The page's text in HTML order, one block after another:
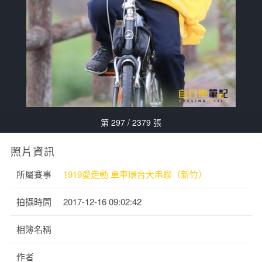
第 297 / 2379 張
照片資訊
所屬賽事 1919愛走動 單車環台大串聯（新竹）
拍攝時間 2017-12-16 09:02:42
相簿名稱
作者